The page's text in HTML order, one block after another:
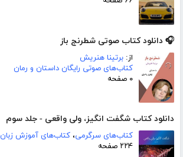
🎧 دانلود کتاب صوتی شطرنج باز
از: برتینا هنریش
کتاب‌های صوتی رایگان داستان و رمان
۰ صفحه
دانلود کتاب شگفت انگیز، ولی واقعی - جلد سوم
کتاب‌های سرگرمی، کتاب‌های آموزش زبان
۲۲۴ صفحه